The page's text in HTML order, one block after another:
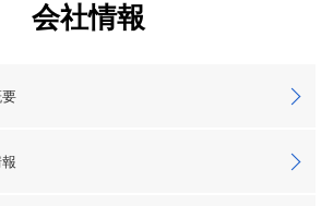
会社情報